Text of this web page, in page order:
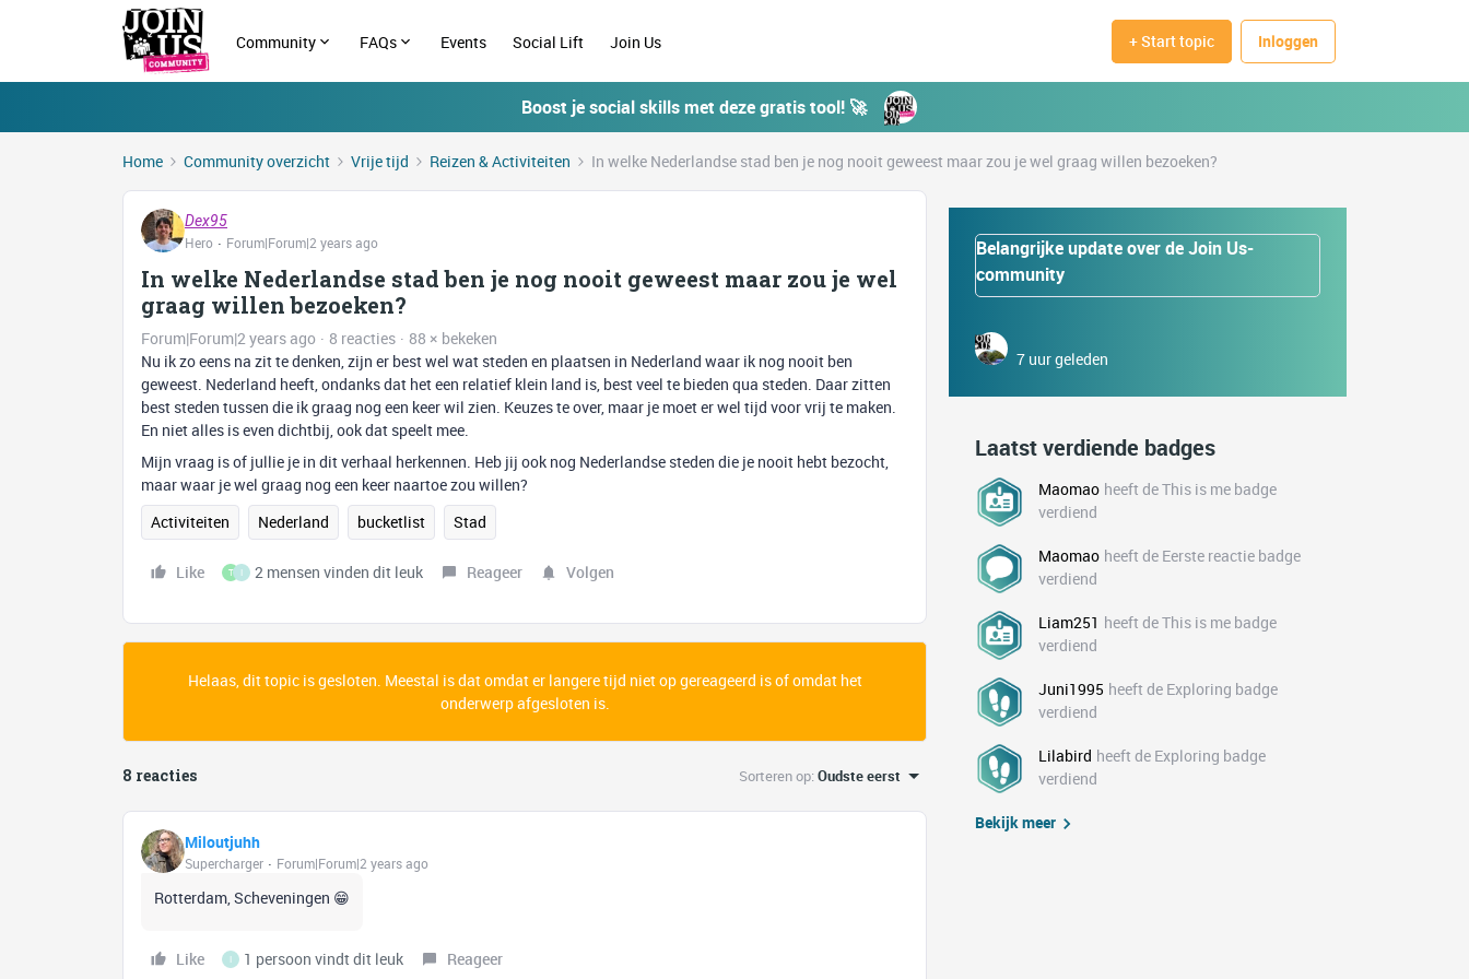
Community FAQs Events Social Lift Join Us + Start topic Inloggen
Boost je social skills met deze gratis tool! 🚀
Home Community overzicht Vrije tijd Reizen & Activiteiten In welke Nederlandse stad ben je nog nooit geweest maar zou je wel graag willen bezoeken?
Dex95
Hero
Forum|Forum|2 years ago
In welke Nederlandse stad ben je nog nooit geweest maar zou je wel
graag willen bezoeken?
Forum|Forum|2 years ago 8 reacties
88 × bekeken
Nu ik zo eens na zit te denken, zijn er best wel wat steden en plaatsen in Nederland waar ik nog nooit ben
geweest. Nederland heeft, ondanks dat het een relatief klein land is, best veel te bieden qua steden. Daar zitten
best steden tussen die ik graag nog een keer wil zien. Keuzes te over, maar je moet er wel tijd voor vrij te maken.
En niet alles is even dichtbij, ook dat speelt mee.
Mijn vraag is of jullie je in dit verhaal herkennen. Heb jij ook nog Nederlandse steden die je nooit hebt bezocht,
maar waar je wel graag nog een keer naartoe zou willen?
Activiteiten
Nederland bucketlist Stad
Like T I 2 mensen vinden dit leuk Reageer Volgen
Helaas, dit topic is gesloten. Meestal is dat omdat er langere tijd niet op gereageerd is of omdat het
onderwerp afgesloten is.
8 reacties Sorteren op:Oudste eerst
Miloutjuhh
Supercharger Forum|Forum|2 years ago
Rotterdam, Scheveningen 😁
Like I 1 persoon vindt dit leuk Reageer
Belangrijke update over de Join Us-
community
7 uur geleden
Laatst verdiende badges
Maomao heeft de This is me badge
verdiend
Maomao heeft de Eerste reactie badge
verdiend
Liam251 heeft de This is me badge
verdiend
Juni1995 heeft de Exploring badge
verdiend
Lilabird heeft de Exploring badge
verdiend
Bekijk meer